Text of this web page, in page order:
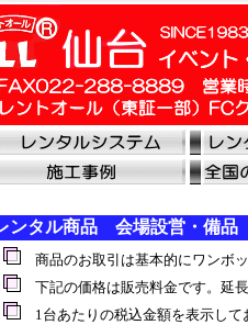
ンタル商品 会場設営・備品
商品のお取引は基本的にワンボ
下記の価格は販売料金です。延
1台あたりの税込金額を表示して